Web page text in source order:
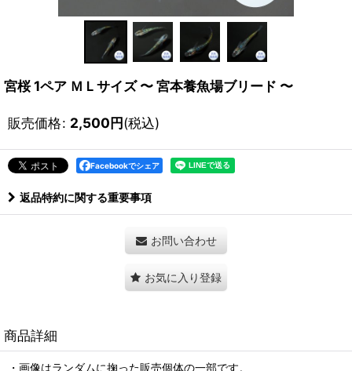
宮桜 1ペア ＭＬサイズ 〜 宮本養魚場ブリード 〜
販売価格: 2,500円(税込)
Facebookでシェア
返品特約に関する重要事項
お問い合わせ
お気に入り登録
商品詳細
・画像はランダムに掬った販売個体の一部です。